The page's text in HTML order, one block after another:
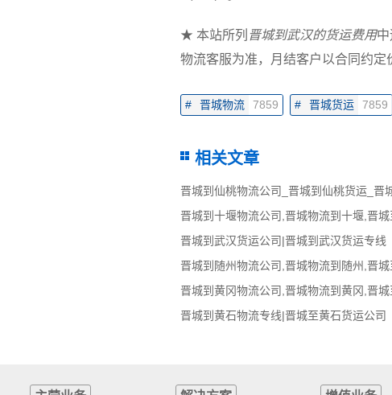
★ 本站所列 晋城到武汉的货运费用中
物流客服为准，月结客户以合同约定
# 晋城物流 7859 # 晋城货运 7859
相关文章
晋城到仙桃物流公司_晋城到仙桃货运_晋
晋城到十堰物流公司,晋城物流到十堰,晋
晋城到武汉货运公司|晋城到武汉货运专线
晋城到随州物流公司,晋城物流到随州,晋
晋城到黄冈物流公司,晋城物流到黄冈,晋
晋城到黄石物流专线|晋城至黄石货运公司